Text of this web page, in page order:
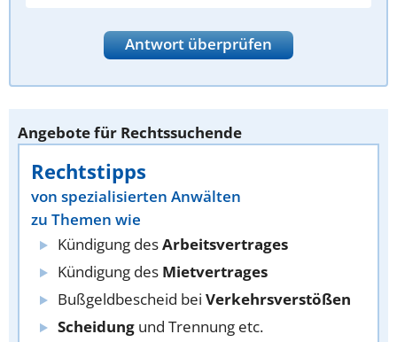
Antwort überprüfen
Angebote für Rechtssuchende
Rechtstipps
von spezialisierten Anwälten
zu Themen wie
Kündigung desArbeitsvertrages
Kündigung des Mietvertrages
Bußgeldbescheid bei Verkehrsverstößen
Scheidung und Trennung etc.